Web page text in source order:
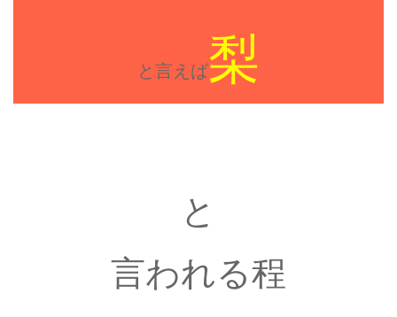
と言えば梨
と
言われる程